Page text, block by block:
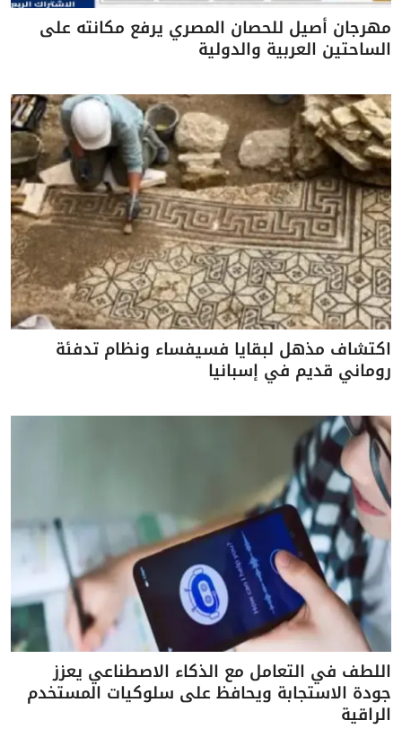
مهرجان أصيل للحصان المصري يرفع مكانته على
الساحتين العربية والدولية
اكتشاف مذهل لبقايا فسيفساء ونظام تدفئة
روماني قديم في إسبانيا
اللطف في التعامل مع الذكاء الاصطناعي يعزز
جودة الاستجابة ويحافظ على سلوكيات المستخدم
الراقية